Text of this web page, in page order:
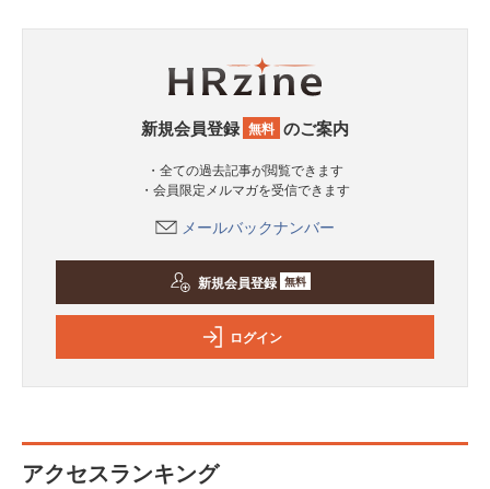
新規会員登録 無料 のご案内
・全ての過去記事が閲覧できます
・会員限定メルマガを受信できます
メールバックナンバー
新規会員登録 無料
ログイン
アクセスランキング